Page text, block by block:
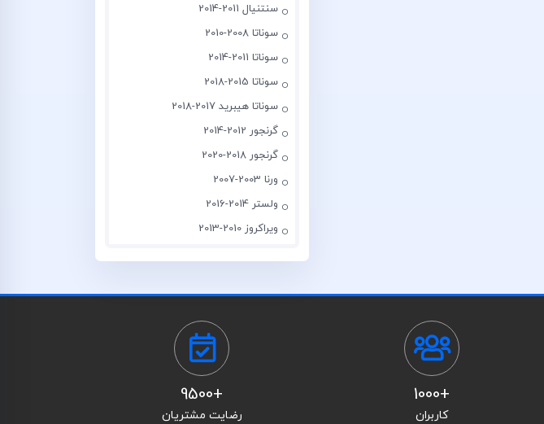
سنتنیال 2011-2014
سوناتا 2008-2010
سوناتا 2011-2014
سوناتا 2015-2018
سوناتا هیبرید 2017-2018
گرنجور 2012-2014
گرنجور 2018-2020
ورنا 2003-2007
ولستر 2014-2016
ویراکروز 2010-2013
+1000
کاربران
+9500
رضایت مشتریان